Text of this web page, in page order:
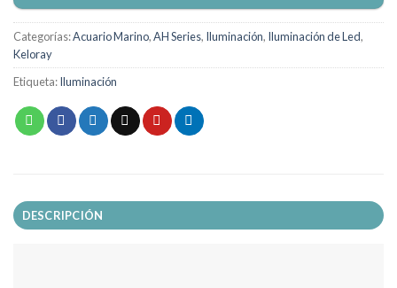
Categorías:Acuario Marino,AH Series, Iluminación, Iluminación de Led,
Keloray
Etiqueta:Iluminación
DESCRIPCIÓN